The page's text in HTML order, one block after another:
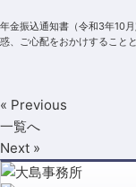
年金振込通知書（令和3年10
惑、ご心配をおかけすること
« Previous
一覧へ
Next »